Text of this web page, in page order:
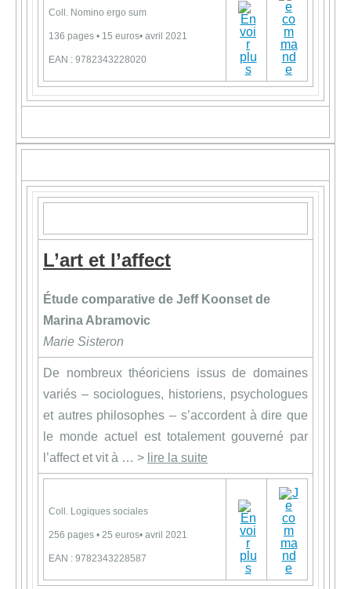
Coll. Nomino ergo sum
136 pages • 15 euros• avril 2021
EAN : 9782343228020
L’art et l’affect
Étude comparative de Jeff Koonset de
Marina Abramovic
Marie Sisteron
De nombreux théoriciens issus de domaines
variés – sociologues, historiens, psychologues
et autres philosophes – s’accordent à dire que
le monde actuel est totalement gouverné par
l’affect et vit à … > lire la suite
Coll. Logiques sociales
256 pages • 25 euros• avril 2021
EAN : 9782343228587